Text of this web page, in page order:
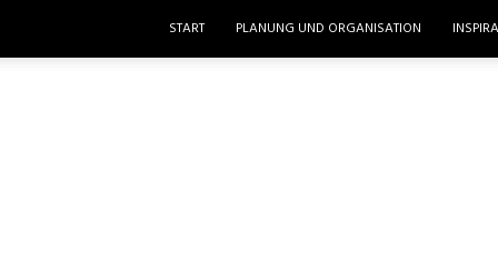
START PLANUNG UND ORGANISATION